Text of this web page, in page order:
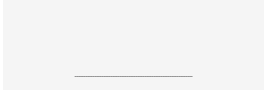
------------------------------------------------------------------